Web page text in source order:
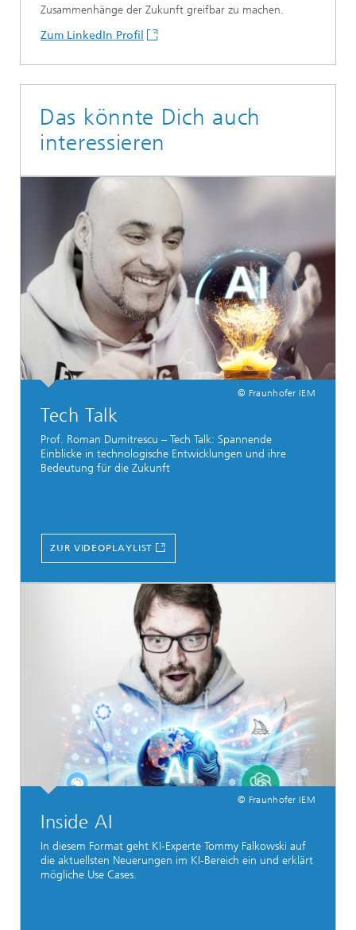
Zusammenhänge der Zukunft greifbar zu machen.
Zum LinkedIn Profil
Das könnte Dich auch
interessieren
© Fraunhofer IEM
Tech Talk
Prof. Roman Dumitrescu – Tech Talk: Spannende
Einblicke in technologische Entwicklungen und ihre
Bedeutung für die Zukunft
ZUR VIDEOPLAYLIST
© Fraunhofer IEM
Inside AI
In diesem Format geht KI-Experte Tommy Falkowski auf
die aktuellsten Neuerungen im KI-Bereich ein und erklärt
mögliche Use Cases.